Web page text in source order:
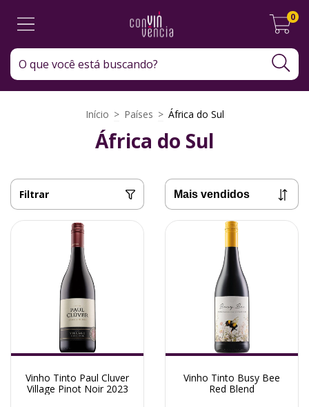
0
Início > Países > África do Sul
África do Sul
Filtrar
Vinho Tinto Paul Cluver
Village Pinot Noir 2023
Vinho Tinto Busy Bee
Red Blend